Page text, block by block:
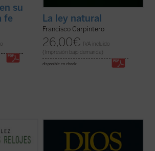
su
fe
La ley natural
Francisco Carpintero
26,00€
IVA incluido
(Impresión bajo demanda)
disponible en ebook:
sobre el
naturaleza de Dios» (Manuel II Paleólogo)
Diversos intelectuales de primera línea,